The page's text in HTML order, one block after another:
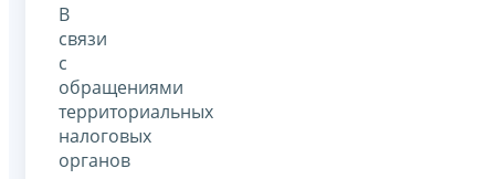
В
связи
с
обращениями
территориальных
налоговых
органов